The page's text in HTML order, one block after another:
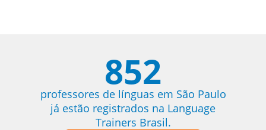
852
professores de línguas em São Paulo
já estão registrados na Language
Trainers Brasil.